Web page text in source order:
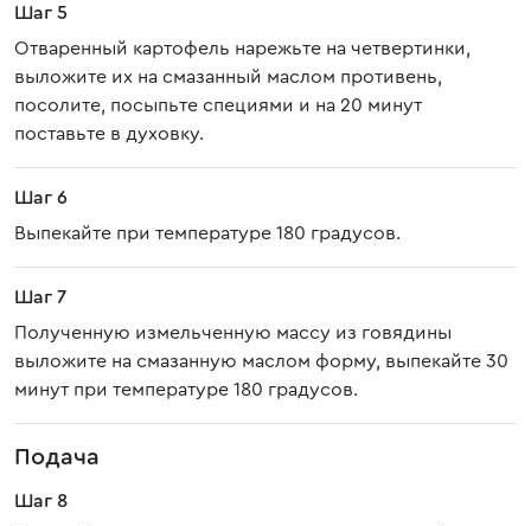
Шаг 5
Отваренный картофель нарежьте на четвертинки,
выложите их на смазанный маслом противень,
посолите, посыпьте специями и на 20 минут
поставьте в духовку.
Шаг 6
Выпекайте при температуре 180 градусов.
Шаг 7
Полученную измельченную массу из говядины
выложите на смазанную маслом форму, выпекайте 30
минут при температуре 180 градусов.
Подача
Шаг 8